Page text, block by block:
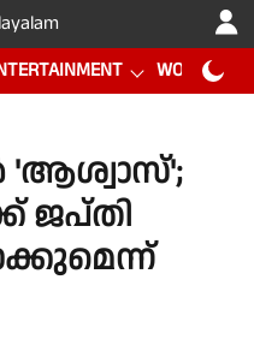
WORLD CUP
'ആശ്വാസ്';
ജപ്തി